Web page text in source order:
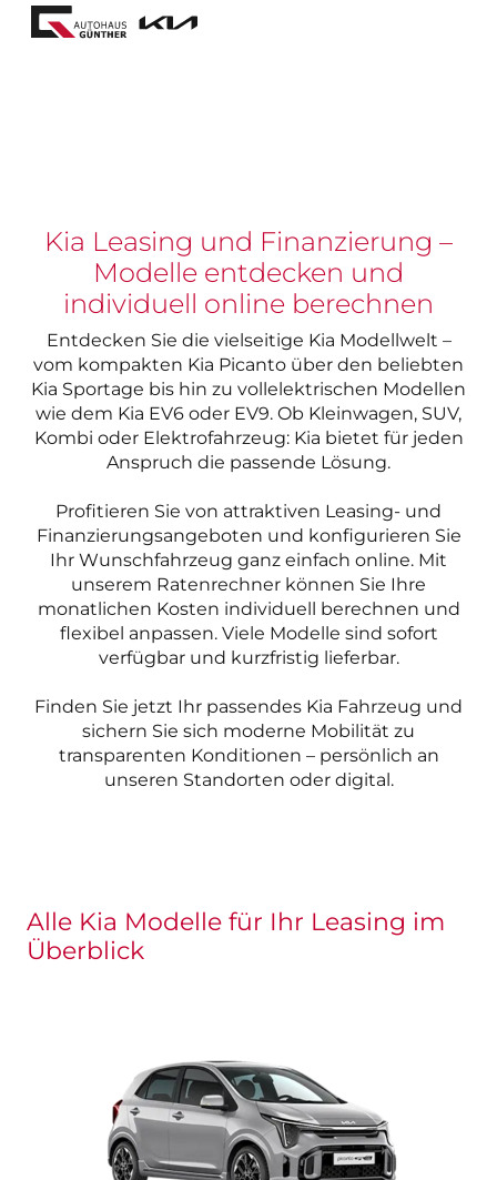
Kia Leasing und Finanzierung –
Modelle entdecken und
individuell online berechnen
Entdecken Sie die vielseitige Kia Modellwelt –
vom kompakten Kia Picanto über den beliebten
Kia Sportage bis hin zu vollelektrischen Modellen
wie dem Kia EV6 oder EV9. Ob Kleinwagen, SUV,
Kombi oder Elektrofahrzeug: Kia bietet für jeden
Anspruch die passende Lösung.
Profitieren Sie von attraktiven Leasing- und
Finanzierungsangeboten und konfigurieren Sie
Ihr Wunschfahrzeug ganz einfach online. Mit
unserem Ratenrechner können Sie Ihre
monatlichen Kosten individuell berechnen und
flexibel anpassen. Viele Modelle sind sofort
verfügbar und kurzfristig lieferbar.
Finden Sie jetzt Ihr passendes Kia Fahrzeug und
sichern Sie sich moderne Mobilität zu
transparenten Konditionen – persönlich an
unseren Standorten oder digital.
Alle Kia Modelle für Ihr Leasing im
Überblick